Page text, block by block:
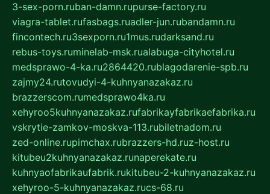
3-sex-porn.ruban-damn.rupurse-factory.ru
viagra-tablet.rufasbags.ruadler-jun.rubandamn.ru
fincontech.ru3sexporn.ru1mus.rudarksand.ru
rebus-toys.ruminelab-msk.rualabuga-cityhotel.ru
medsprawo-4-ka.ru2864420.rublagodarenie-spb.ru
zajmy24.rutovudyi-4-kuhnyanazakaz.ru
brazzerscom.rumedsprawo4ka.ru
xehyroo5kuhnyanazakaz.rufabrikayfabrikaefabrika.ru
vskrytie-zamkov-moskva-113.rubiletnadom.ru
zed-online.rupimchax.rubrazzers-hd.ruz-host.ru
kitubeu2kuhnyanazakaz.runaperekate.ru
kuhnyaofabrikaufabrik.rukitubeu-2-kuhnyanazakaz.ru
xehyroo-5-kuhnyanazakaz.rucs-68.ru